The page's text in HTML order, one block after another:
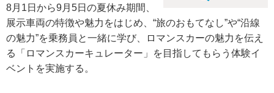
8月1日から9月5日の夏休み期間、
展示車両の特徴や魅力をはじめ、“旅のおもてなし”や“沿線
の魅力”を乗務員と一緒に学び、ロマンスカーの魅力を伝え
る「ロマンスカーキュレーター」を目指してもらう体験イ
ベントを実施する。